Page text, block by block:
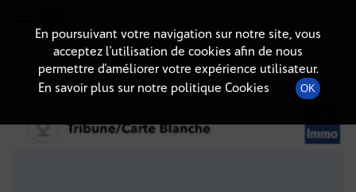
DÉTAILS DE L'ÉPISODE
26 janvier 2022à 9h02, durée : 17 minutes
En poursuivant votre navigation sur notre site, vous
acceptez l’utilisation de cookies afin de nous
permettre d’améliorer votre expérience utilisateur.
En savoir plus sur notre politique Cookies
OK